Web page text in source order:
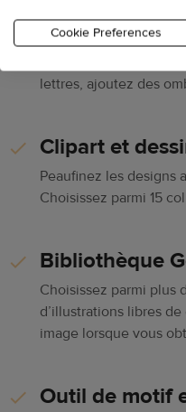
Outil de texte
lettres, ajoutez des
Clipart et
Peaufinez les designs
Choisissez parmi 15
Bibliothèque
Choisissez parmi plus
d’illustrations libres
image lorsque vous
Outil de motif
Cookie Preferences